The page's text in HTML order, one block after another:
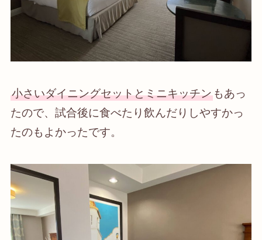
小さいダイニングセットとミニキッチンもあっ
たので、試合後に食べたり飲んだりしやすかっ
たのもよかったです。